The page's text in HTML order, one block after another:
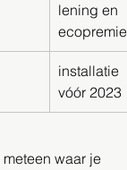
lening en
ecopremie
installatie
vóór 2023
waar je